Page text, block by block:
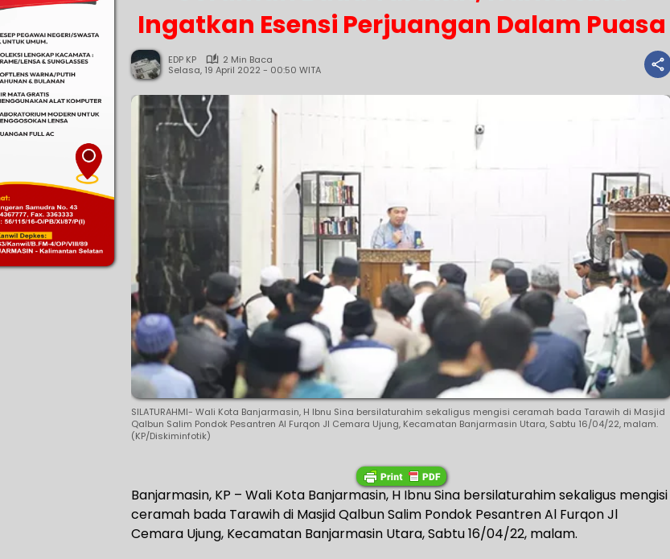
Ingatkan Esensi Perjuangan Dalam Puasa
EDP KP
2 Min Baca
Selasa, 19 April 2022 - 00:50 WITA
SILATURAHMI- Wali Kota Banjarmasin, H Ibnu Sina bersilaturahim sekaligus mengisi ceramah bada Tarawih di Masjid
Qalbun Salim Pondok Pesantren Al Furqon Jl Cemara Ujung, Kecamatan Banjarmasin Utara, Sabtu 16/04/22, malam.
(KP/Diskiminfotik)
Banjarmasin, KP – Wali Kota Banjarmasin, H Ibnu Sina bersilaturahim sekaligus mengisi
ceramah bada Tarawih di Masjid Qalbun Salim Pondok Pesantren Al Furqon Jl
Cemara Ujung, Kecamatan Banjarmasin Utara, Sabtu 16/04/22, malam.